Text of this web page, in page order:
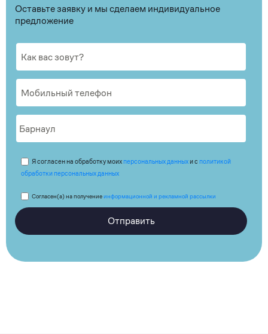
Оставьте заявку и мы сделаем индивидуальное
предложение
Я согласен на обработку моих персональных данныхи с политикой
обработки персональных данных
Согласен(а) на получениеинформационной и рекламной рассылки
Отправить